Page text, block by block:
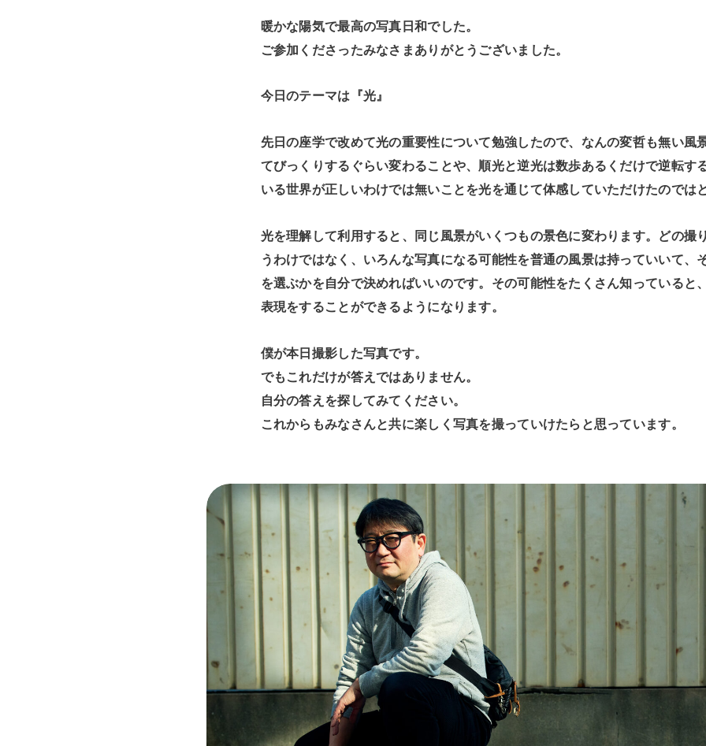
暖かな陽気で最高の写真日和でした。
ご参加くださったみなさまありがとうございました。
今日のテーマは『光』
先日の座学で改めて光の重要性について勉強したので、なんの変哲も無い風
てびっくりするぐらい変わることや、順光と逆光は数歩あるくだけで逆転す
いる世界が正しいわけでは無いことを光を通じて体感していただけたのでは
光を理解して利用すると、同じ風景がいくつもの景色に変わります。どの撮
うわけではなく、いろんな写真になる可能性を普通の風景は持っていいて、
を選ぶかを自分で決めればいいのです。その可能性をたくさん知っていると
表現をすることができるようになります。
僕が本日撮影した写真です。
でもこれだけが答えではありません。
自分の答えを探してみてください。
これからもみなさんと共に楽しく写真を撮っていけたらと思っています。